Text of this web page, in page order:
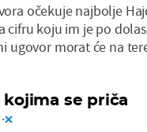
očekuje najbolje
cifru koju im je po
ugovor morat će na
se priča